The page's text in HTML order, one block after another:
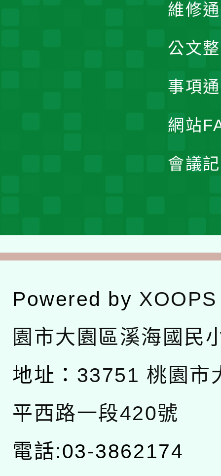
維修
公文
事項
網站
會議
Powered by XOOPS
園市大園區溪海國民
地址： 33751 桃園市
平西路一段420號
電話:03-3862174